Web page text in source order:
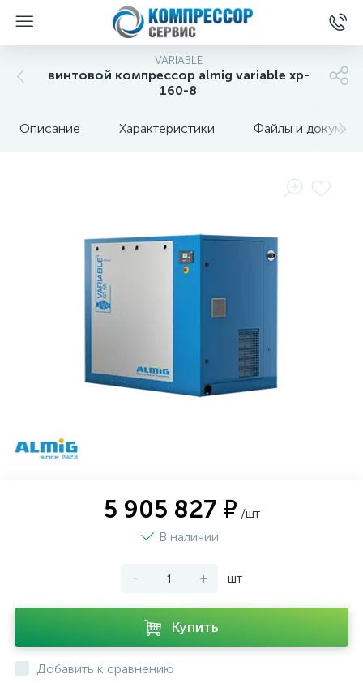
VARIABLE
винтовой компрессор almig variable xp-
160-8
Описание Характеристики Файлы и
5 905 827 ₽ /шт
В наличии
- + шт
Купить
Добавить к сравнению